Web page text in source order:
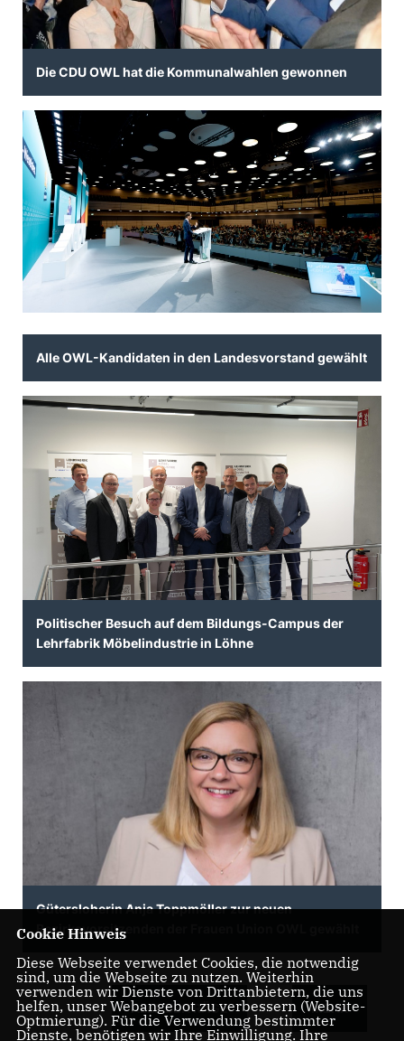
Die CDU OWL hat die Kommunalwahlen gewonnen
Alle OWL-Kandidaten in den Landesvorstand gewählt
Politischer Besuch auf dem Bildungs-Campus der
Lehrfabrik Möbelindustrie in Löhne
Gütersloherin Anja Toppmöller zur neuen
Bezirksvorsitzenden der Frauen Union OWL gewählt
ALLE BEITRÄGE MEHR
Cookie Hinweis
Diese Webseite verwendet Cookies, die notwendig
sind, um die Webseite zu nutzen. Weiterhin
verwenden wir Dienste von Drittanbietern, die uns
helfen, unser Webangebot zu verbessern (Website-
Optmierung). Für die Verwendung bestimmter
Dienste, benötigen wir Ihre Einwilligung. Ihre